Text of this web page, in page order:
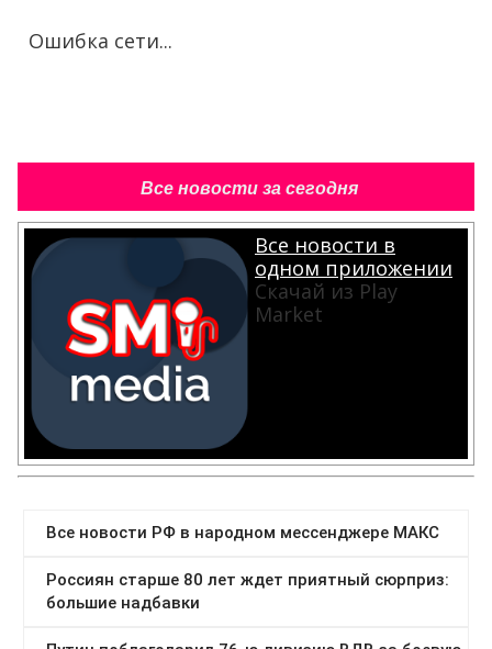
Ошибка сети...
Все новости за сегодня
Все новости в
одном приложении
Скачай из Play
Market